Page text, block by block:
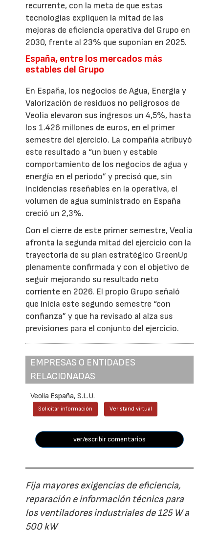
recurrente, con la meta de que estas
tecnologías expliquen la mitad de las
mejoras de eficiencia operativa del Grupo en
2030, frente al 23% que suponían en 2025.
España, entre los mercados más
estables del Grupo
En España, los negocios de Agua, Energía y
Valorización de residuos no peligrosos de
Veolia elevaron sus ingresos un 4,5%, hasta
los 1.426 millones de euros, en el primer
semestre del ejercicio. La compañía atribuyó
este resultado a “un buen y estable
comportamiento de los negocios de agua y
energía en el periodo” y precisó que, sin
incidencias reseñables en la operativa, el
volumen de agua suministrado en España
creció un 2,3%.
Con el cierre de este primer semestre, Veolia
afronta la segunda mitad del ejercicio con la
trayectoria de su plan estratégico GreenUp
plenamente confirmada y con el objetivo de
seguir mejorando su resultado neto
corriente en 2026. El propio Grupo señaló
que inicia este segundo semestre “con
confianza” y que ha revisado al alza sus
previsiones para el conjunto del ejercicio.
EMPRESAS O ENTIDADES
RELACIONADAS
Veolia España, S.L.U.
Solicitar información Ver stand virtual
ver/escribir comentarios
Fija mayores exigencias de eficiencia,
reparación e información técnica para
los ventiladores industriales de 125 W a
500 kW